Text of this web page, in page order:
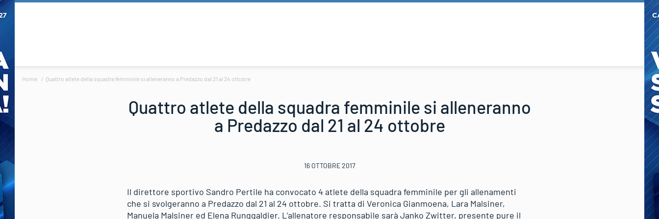
Home Quattro atlete della squadra femminile si alleneranno a Predazzo dal 21 al 24 ottobre
Quattro atlete della squadra femminile si alleneranno
a Predazzo dal 21 al 24 ottobre
16 OTTOBRE 2017
Il direttore sportivo Sandro Pertile ha convocato 4 atlete della squadra femminile per gli allenamenti
che si svolgeranno a Predazzo dal 21 al 24 ottobre. Si tratta di Veronica Gianmoena, Lara Malsiner,
Manuela Malsiner ed Elena Runggaldier. L’allenatore responsabile sarà Janko Zwitter, presente pure il